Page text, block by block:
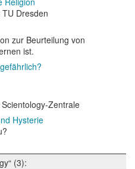
Dresden
zur Beurteilung von
ist.
Zentrale
Hysterie
(3):